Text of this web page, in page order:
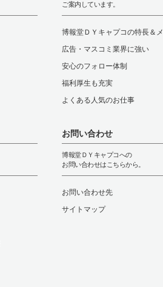
ご案内しています。
博報堂ＤＹキャプコの特長＆
広告・マスコミ業界に強い
安心のフォロー体制
福利厚生も充実
よくある人気のお仕事
お問い合わせ
博報堂ＤＹキャプコへの
お問い合わせはこちらから。
お問い合わせ先
サイトマップ